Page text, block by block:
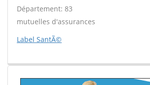
Département: 83
mutuelles d'assurances
Label SantÃ©